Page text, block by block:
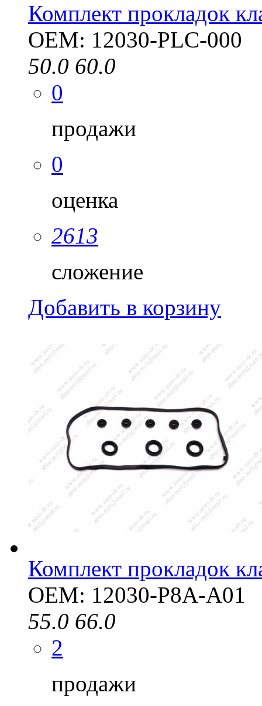
Комплект прокладок
OEM: 12030-PLC-000
50.0 60.0
0
продажи
0
оценка
2613
сложение
Добавить в корзину
Комплект прокладок
OEM: 12030-P8A-A01
55.0 66.0
2
продажи